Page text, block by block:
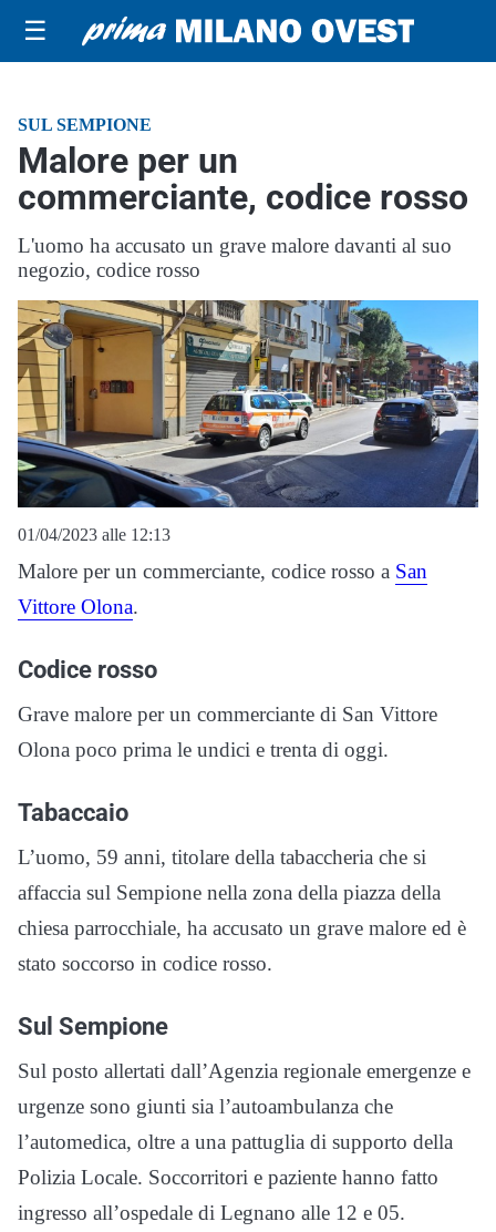
☰
SUL SEMPIONE
Malore per un
commerciante, codice rosso
L'uomo ha accusato un grave malore davanti al suo
negozio, codice rosso
01/04/2023 alle 12:13
Malore per un commerciante, codice rosso a San
Vittore Olona.
Codice rosso
Grave malore per un commerciante di San Vittore
Olona poco prima le undici e trenta di oggi.
Tabaccaio
L’uomo, 59 anni, titolare della tabaccheria che si
affaccia sul Sempione nella zona della piazza della
chiesa parrocchiale, ha accusato un grave malore ed è
stato soccorso in codice rosso.
Sul Sempione
Sul posto allertati dall’Agenzia regionale emergenze e
urgenze sono giunti sia l’autoambulanza che
l’automedica, oltre a una pattuglia di supporto della
Polizia Locale. Soccorritori e paziente hanno fatto
ingresso all’ospedale di Legnano alle 12 e 05.